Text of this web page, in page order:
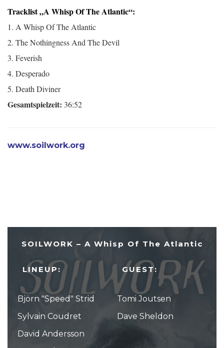
Tracklist „A Whisp Of The Atlantic“:
1. A Whisp Of The Atlantic
2. The Nothingness And The Devil
3. Feverish
4. Desperado
5. Death Diviner
Gesamtspielzeit: 36:52
www.soilwork.org
SOILWORK – A Whisp Of The Atlantic
LINEUP:
Björn "Speed" Strid
Sylvain Coudret
David Andersson
GUEST:
Tomi Joutsen
Dave Sheldon